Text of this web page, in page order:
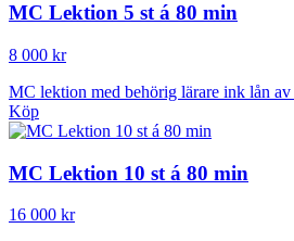
MC Lektion 5 st á 80 min
8 000 kr
MC lektion med behörig lärare ink lån
Köp
MC Lektion 10 st á 80 min
16 000 kr